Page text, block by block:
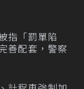
指「罰單陷
善配套，警察